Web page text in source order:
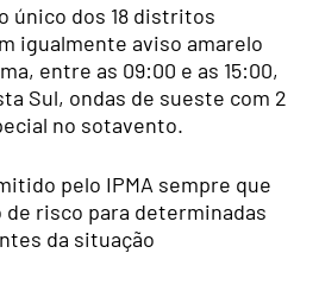
único dos 18 distritos
igualmente aviso amarelo
entre as 09:00 e as 15:00,
Sul, ondas de sueste com 2
no sotavento.
pelo IPMA sempre que
risco para determinadas
da situação